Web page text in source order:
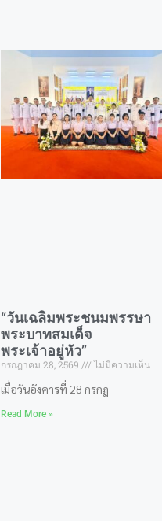
“วันเฉลิมพระชนมพรรษา
พระบาทสมเด็จ
พระเจ้าอยู่หัว”
กรกฎาคม 28, 2569 ไม่มีความเห็น
เมื่อวันอังคารที่ 28 กรกฎ
Read More »